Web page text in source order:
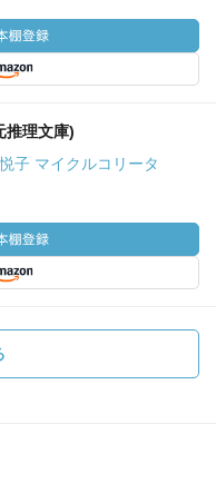
推理文庫)
子 マイクルコリータ